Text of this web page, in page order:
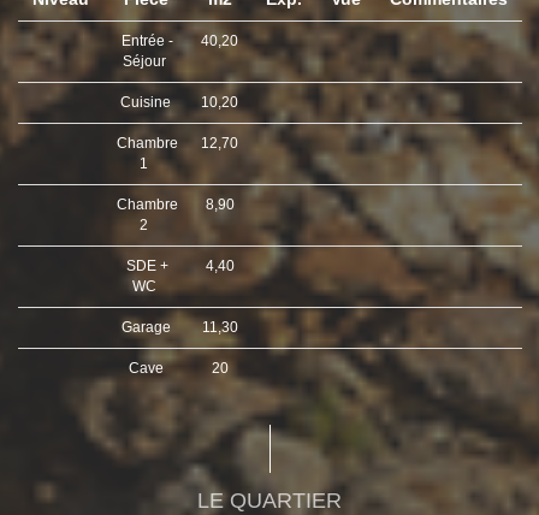
Entrée -
Séjour
40,20
Cuisine 10,20
Chambre
1
12,70
Chambre
2
8,90
SDE +
WC
4,40
Garage 11,30
Cave 20
LE QUARTIER